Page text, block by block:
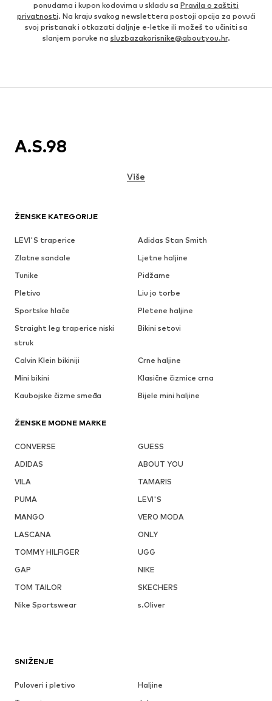
ponudama i kupon kodovima u skladu sa Pravila o zaštiti
privatnosti. Na kraju svakog newslettera postoji opcija za povući
svoj pristanak i otkazati daljnje e-letke ili možeš to učiniti sa
slanjem poruke na sluzbazakorisnike@aboutyou.hr.
ŽENSKE KATEGORIJE
LEVI'S traperice
Adidas Stan Smith
Zlatne sandale
Ljetne haljine
Tunike
Pidžame
Pletivo
Liu jo torbe
Sportske hlače
Pletene haljine
Straight leg traperice niski
struk
Bikini setovi
Calvin Klein bikiniji
Crne haljine
Mini bikini
Klasične čizmice crna
Kaubojske čizme smeđa
Bijele mini haljine
ŽENSKE MODNE MARKE
CONVERSE
GUESS
ADIDAS
ABOUT YOU
VILA
TAMARIS
PUMA
LEVI'S
MANGO
VERO MODA
LASCANA
ONLY
TOMMY HILFIGER
UGG
GAP
NIKE
TOM TAILOR
SKECHERS
Nike Sportswear
s.Oliver
SNIŽENJE
Puloveri i pletivo
Haljine
A.S.98
Više